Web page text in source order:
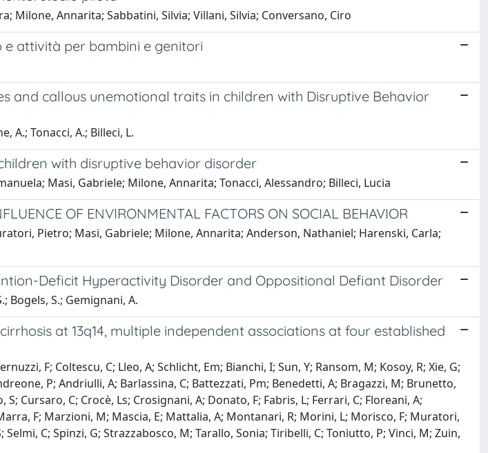
Milone, Annarita; Sabbatini, Silvia; Villani, Silvia; Conversano, Ciro
attività per bambini e genitori
callous unemotional traits in children with Disruptive Behavior
A.; Tonacci, A.; Billeci, L.
with disruptive behavior disorder
Masi, Gabriele; Milone, Annarita; Tonacci, Alessandro; Billeci, Lucia
OF ENVIRONMENTAL FACTORS ON SOCIAL BEHAVIOR
Pietro; Masi, Gabriele; Milone, Annarita; Anderson, Nathaniel; Harenski, Carla;
Deficit Hyperactivity Disorder and Oppositional Defiant Disorder
Bogels, S.; Gemignani, A.
at 13q14, multiple independent associations at four established
F; Coltescu, C; Lleo, A; Schlicht, Em; Bianchi, I; Sun, Y; Ransom, M; Kosoy, R; Xie, G;
P; Andriulli, A; Barlassina, C; Battezzati, Pm; Benedetti, A; Bragazzi, M; Brunetto,
Cursaro, C; Crocè, Ls; Crosignani, A; Donato, F; Fabris, L; Ferrari, C; Floreani, A;
F; Marzioni, M; Mascia, E; Mattalia, A; Montanari, R; Morini, L; Morisco, F; Muratori,
C; Spinzi, G; Strazzabosco, M; Tarallo, Sonia; Tiribelli, C; Toniutto, P; Vinci, M; Zuin,